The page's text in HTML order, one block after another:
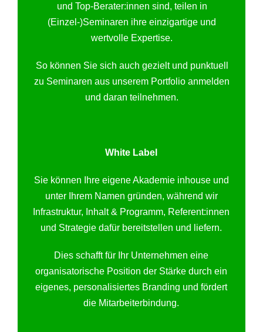
und Top-Berater:innen sind, teilen in
(Einzel-)Seminaren ihre einzigartige und
wertvolle Expertise.
So können Sie sich auch gezielt und punktuell
zu Seminaren aus unserem Portfolio anmelden
und daran teilnehmen.
White Label
Sie können Ihre eigene Akademie inhouse und
unter Ihrem Namen gründen, während wir
Infrastruktur, Inhalt & Programm, Referent:innen
und Strategie dafür bereitstellen und liefern.
Dies schafft für Ihr Unternehmen eine
organisatorische Position der Stärke durch ein
eigenes, personalisiertes Branding und fördert
die Mitarbeiterbindung.